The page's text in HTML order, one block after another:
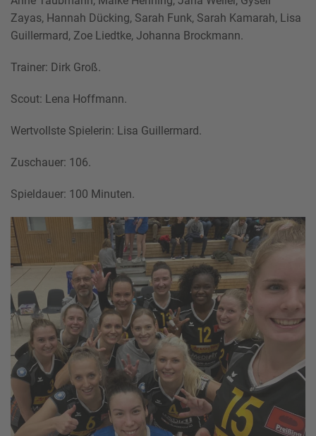
Zayas, Hannah Dücking, Sarah Funk, Sarah Kamarah, Lisa
Guillermard, Zoe Liedtke, Johanna Brockmann.
Trainer: Dirk Groß.
Scout: Lena Hoffmann.
Wertvollste Spielerin: Lisa Guillermard.
Zuschauer: 106.
Spieldauer: 100 Minuten.